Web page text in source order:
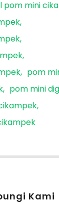
pom mini
pom
pom mini
Kami